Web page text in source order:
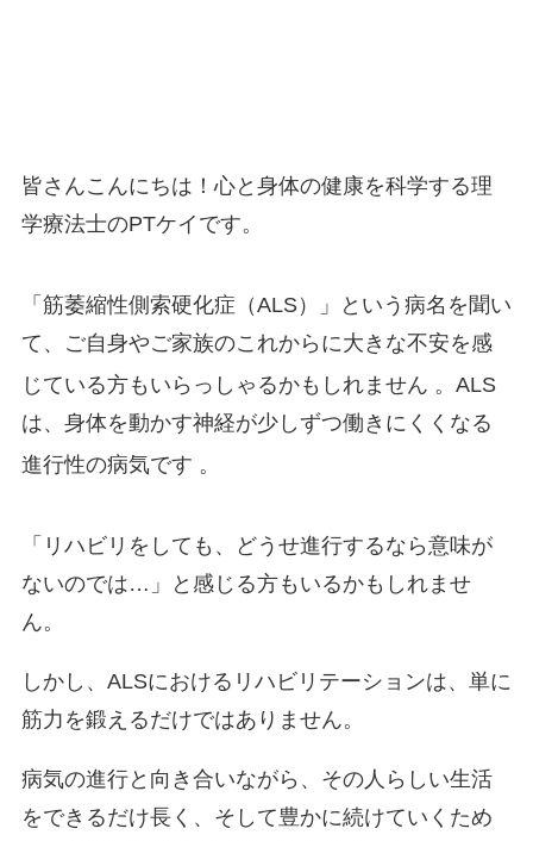
皆さんこんにちは！心と身体の健康を科学する理
学療法士のPTケイです。
「筋萎縮性側索硬化症（ALS）」という病名を聞い
て、ご自身やご家族のこれからに大きな不安を感
じている方もいらっしゃるかもしれません 。ALS
は、身体を動かす神経が少しずつ働きにくくなる
進行性の病気です 。
「リハビリをしても、どうせ進行するなら意味が
ないのでは…」と感じる方もいるかもしれませ
ん。
しかし、ALSにおけるリハビリテーションは、単に
筋力を鍛えるだけではありません。
病気の進行と向き合いながら、その人らしい生活
をできるだけ長く、そして豊かに続けていくため